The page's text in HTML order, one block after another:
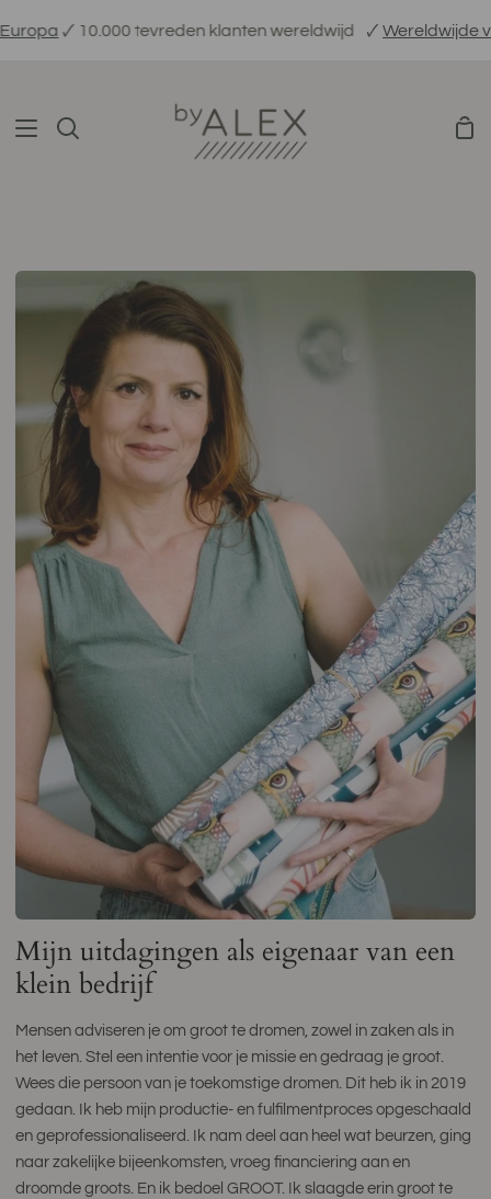
naar
🗸 10.000 tevreden klanten wereldwijd 🗸Wereldwijde
Zoeken
Mijn uitdagingen als eigenaar van een
klein bedrijf
Mensen adviseren je om groot te dromen, zowel in zaken als in
het leven. Stel een intentie voor je missie en gedraag je groot.
Wees die persoon van je toekomstige dromen. Dit heb ik in 2019
gedaan. Ik heb mijn productie- en fulfilmentproces opgeschaald
en geprofessionaliseerd. Ik nam deel aan heel wat beurzen, ging
naar zakelijke bijeenkomsten, vroeg financiering aan en
droomde groots. En ik bedoel GROOT. Ik slaagde erin groot te